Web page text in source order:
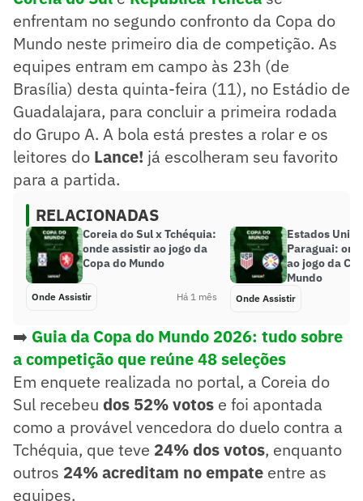
enfrentam no segundo confronto da Copa do
Mundo neste primeiro dia de competição. As
equipes entram em campo às 23h (de
Brasília) desta quinta-feira (11), no Estádio de
Guadalajara, para concluir a primeira rodada
do Grupo A. A bola está prestes a rolar e os
leitores do Lance! já escolheram seu favorito
para a partida.
RELACIONADAS
Coreia do Sul x Tchéquia:
onde assistir ao jogo da
Copa do Mundo
Onde Assistir Há 1 mês
Estados
Paraguai:
ao jogo da
Mundo
Onde Assistir
➡️ Guia da Copa do Mundo 2026: tudo sobre
a competição que reúne 48 seleções
Em enquete realizada no portal, a Coreia do
Sul recebeu dos 52% votos e foi apontada
como a provável vencedora do duelo contra a
Tchéquia, que teve 24% dos votos, enquanto
outros 24% acreditam no empate entre as
equipes.